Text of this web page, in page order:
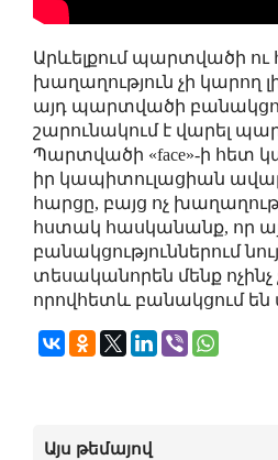
Արևելքում պարտվածի
խաղաղություն չի կարող
այդ պարտվածի
շարունակում է վարել
Պարտվածի «face»-ի հետ
իր կապիտուլացիան
հարցը, բայց ոչ
հստակ հասկանանք, որ
բանակցություններում
տեսականորեն մենք ոչինչ
որովհետև բանակցում
Այս թեմայով